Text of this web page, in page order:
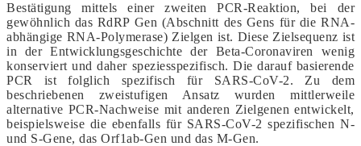
Bestätigung mittels einer zweiten PCR-Reaktion, bei der
gewöhnlich das RdRP Gen (Abschnitt des Gens für die RNA-
abhängige RNA-Polymerase) Zielgen ist. Diese Zielsequenz ist
in der Entwicklungsgeschichte der Beta-Coronaviren wenig
konserviert und daher speziesspezifisch. Die darauf basierende
PCR ist folglich spezifisch für SARS-CoV-2. Zu dem
beschriebenen zweistufigen Ansatz wurden mittlerweile
alternative PCR-Nachweise mit anderen Zielgenen entwickelt,
beispielsweise die ebenfalls für SARS-CoV-2 spezifischen N-
und S-Gene, das Orf1ab-Gen und das M-Gen.